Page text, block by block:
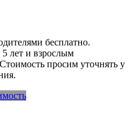
бесплатно.
лет и взрослым
просим уточнять у